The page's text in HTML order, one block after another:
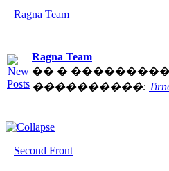
Ragna Team
Ragna Team
�� �
����������:
Second Front